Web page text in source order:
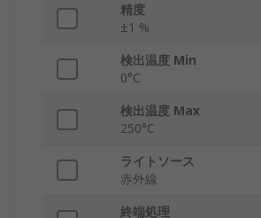
精度
±1 %
検出温度 Min
0°C
検出温度 Max
250°C
ライトソース
赤外線
終端処理